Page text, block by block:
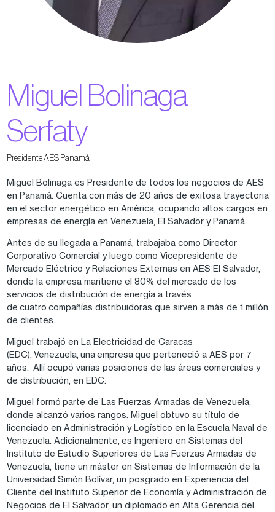
Miguel Bolinaga
Serfaty
Presidente AES Panamá
Miguel Bolinaga es Presidente de todos los negocios de AES
en Panamá. Cuenta con más de 20 años de exitosa trayectoria
en el sector energético en América, ocupando altos cargos en
empresas de energía en Venezuela, El Salvador y Panamá.
Antes de su llegada a Panamá, trabajaba como Director
Corporativo Comercial y luego como Vicepresidente de
Mercado Eléctrico y Relaciones Externas en AES El Salvador,
donde la empresa mantiene el 80% del mercado de los
servicios de distribución de energía a través
de cuatro compañías distribuidoras que sirven a más de 1 millón
de clientes.
Miguel trabajó en La Electricidad de Caracas
(EDC), Venezuela, una empresa que perteneció a AES por 7
años. Allí ocupó varias posiciones de las áreas comerciales y
de distribución, en EDC.
Miguel formó parte de Las Fuerzas Armadas de Venezuela,
donde alcanzó varios rangos. Miguel obtuvo su título de
licenciado en Administración y Logístico en la Escuela Naval de
Venezuela. Adicionalmente, es Ingeniero en Sistemas del
Instituto de Estudio Superiores de Las Fuerzas Armadas de
Venezuela, tiene un máster en Sistemas de Información de la
Universidad Simón Bolívar, un posgrado en Experiencia del
Cliente del Instituto Superior de Economía y Administración de
Negocios de El Salvador, un diplomado en Alta Gerencia del